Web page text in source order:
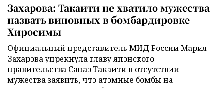
Захарова: Такаити не хватило мужества
назвать виновных в бомбардировке
Хиросимы
Официальный представитель МИД России Мария
Захарова упрекнула главу японского
правительства Санаэ Такаити в отсутствии
мужества заявить, что атомные бомбы на